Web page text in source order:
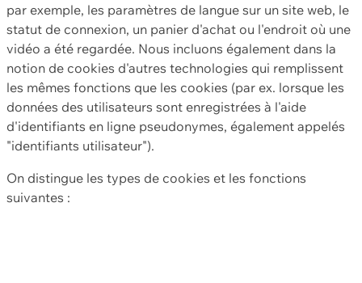
par exemple, les paramètres de langue sur un site web, le
statut de connexion, un panier d'achat ou l'endroit où une
vidéo a été regardée. Nous incluons également dans la
notion de cookies d'autres technologies qui remplissent
les mêmes fonctions que les cookies (par ex. lorsque les
données des utilisateurs sont enregistrées à l'aide
d'identifiants en ligne pseudonymes, également appelés
"identifiants utilisateur").
On distingue les types de cookies et les fonctions
suivantes :